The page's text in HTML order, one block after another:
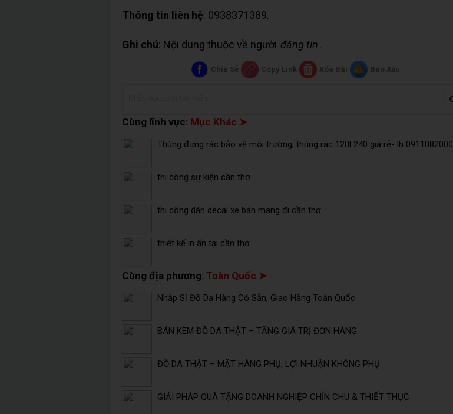
Thông tin liên hệ: 0938371389.
Ghi chú: Nội dung thuộc về người đăng tin.
Chia Sẻ Copy Link Xóa Bài Báo Xấu
Cùng lĩnh vực: Mục Khác ➤
Thùng đựng rác bảo vệ môi trường, thùng rác 120l 240 giá rẻ- lh 0911082000
thi công sự kiện cần thơ
thi công dán decal xe bán mang đi cần thơ
thiết kế in ấn tại cần thơ
Cùng địa phương: Toàn Quốc ➤
Nhập Sỉ Đồ Da Hàng Có Sẵn, Giao Hàng Toàn Quốc
BÁN KÈM ĐỒ DA THẬT – TĂNG GIÁ TRỊ ĐƠN HÀNG
ĐỒ DA THẬT – MẶT HÀNG PHỤ, LỢI NHUẬN KHÔNG PHỤ
GIẢI PHÁP QUÀ TẶNG DOANH NGHIỆP CHỈN CHU & THIẾT THỰC